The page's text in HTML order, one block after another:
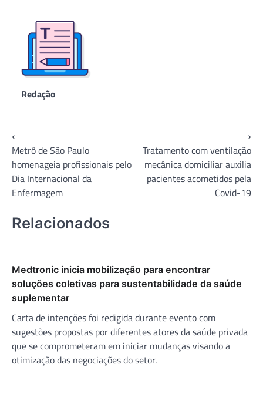
Redação
Navegação
de
Post
⟵
Metrô de São Paulo
homenageia profissionais pelo
Dia Internacional da
Enfermagem
Tratamento com ventilação
mecânica domiciliar auxilia
pacientes acometidos pela
Covid-19
⟶
Relacionados
Medtronic inicia mobilização para encontrar
soluções coletivas para sustentabilidade da saúde
suplementar
Carta de intenções foi redigida durante evento com
sugestões propostas por diferentes atores da saúde privada
que se comprometeram em iniciar mudanças visando a
otimização das negociações do setor.